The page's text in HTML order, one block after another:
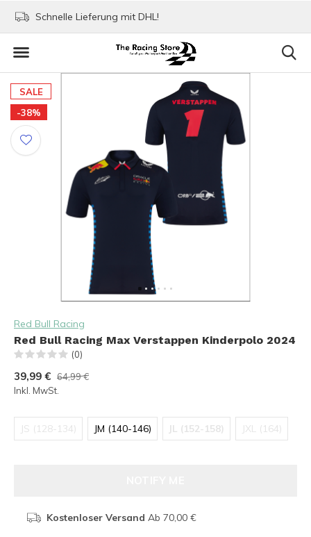
Schnelle Lieferung mit DHL!
SALE
-38%
Red Bull Racing
Red Bull Racing Max Verstappen Kinderpolo 2024
(0)
39,99 € 64,99 €
Inkl. MwSt.
JS (128-134) JM (140-146) JL (152-158) JXL (164)
Kostenloser Versand Ab 70,00 €